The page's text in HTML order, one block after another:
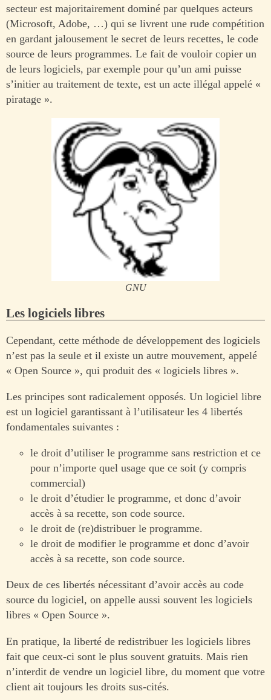
secteur est majoritairement dominé par quelques acteurs
(Microsoft, Adobe, …) qui se livrent une rude compétition
en gardant jalousement le secret de leurs recettes, le code
source de leurs programmes. Le fait de vouloir copier un
de leurs logiciels, par exemple pour qu’un ami puisse
s’initier au traitement de texte, est un acte illégal appelé «
piratage ».
GNU
Les logiciels libres
Cependant, cette méthode de développement des logiciels
n’est pas la seule et il existe un autre mouvement, appelé
« Open Source », qui produit des « logiciels libres ».
Les principes sont radicalement opposés. Un logiciel libre
est un logiciel garantissant à l’utilisateur les 4 libertés
fondamentales suivantes :
le droit d’utiliser le programme sans restriction et ce
pour n’importe quel usage que ce soit (y compris
commercial)
le droit d’étudier le programme, et donc d’avoir
accès à sa recette, son code source.
le droit de (re)distribuer le programme.
le droit de modifier le programme et donc d’avoir
accès à sa recette, son code source.
Deux de ces libertés nécessitant d’avoir accès au code
source du logiciel, on appelle aussi souvent les logiciels
libres « Open Source ».
En pratique, la liberté de redistribuer les logiciels libres
fait que ceux-ci sont le plus souvent gratuits. Mais rien
n’interdit de vendre un logiciel libre, du moment que votre
client ait toujours les droits sus-cités.